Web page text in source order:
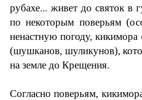
рубахе... живет до святок в
по некоторым поверьям
ненастную погоду,
(шушканов, шуликунов),
на земле до Крещения.
Согласно поверьям,